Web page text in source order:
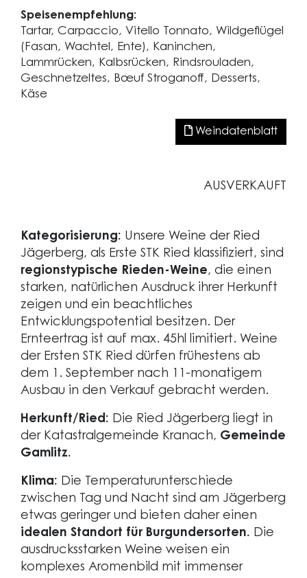
Speisenempfehlung:
Tartar, Carpaccio, Vitello Tonnato, Wildgeflügel
(Fasan, Wachtel, Ente), Kaninchen,
Lammrücken, Kalbsrücken, Rindsrouladen,
Geschnetzeltes, Bœuf Stroganoff, Desserts,
Käse
Weindatenblatt
AUSVERKAUFT
Kategorisierung: Unsere Weine der Ried
Jägerberg, als Erste STK Ried klassifiziert, sind
regionstypische Rieden-Weine, die einen
starken, natürlichen Ausdruck ihrer Herkunft
zeigen und ein beachtliches
Entwicklungspotential besitzen. Der
Ernteertrag ist auf max. 45hl limitiert. Weine
der Ersten STK Ried dürfen frühestens ab
dem 1. September nach 11-monatigem
Ausbau in den Verkauf gebracht werden.
Herkunft/Ried: Die Ried Jägerberg liegt in
der Katastralgemeinde Kranach, Gemeinde
Gamlitz.
Klima: Die Temperaturunterschiede
zwischen Tag und Nacht sind am Jägerberg
etwas geringer und bieten daher einen
idealen Standort für Burgundersorten. Die
ausdrucksstarken Weine weisen ein
komplexes Aromenbild mit immenser